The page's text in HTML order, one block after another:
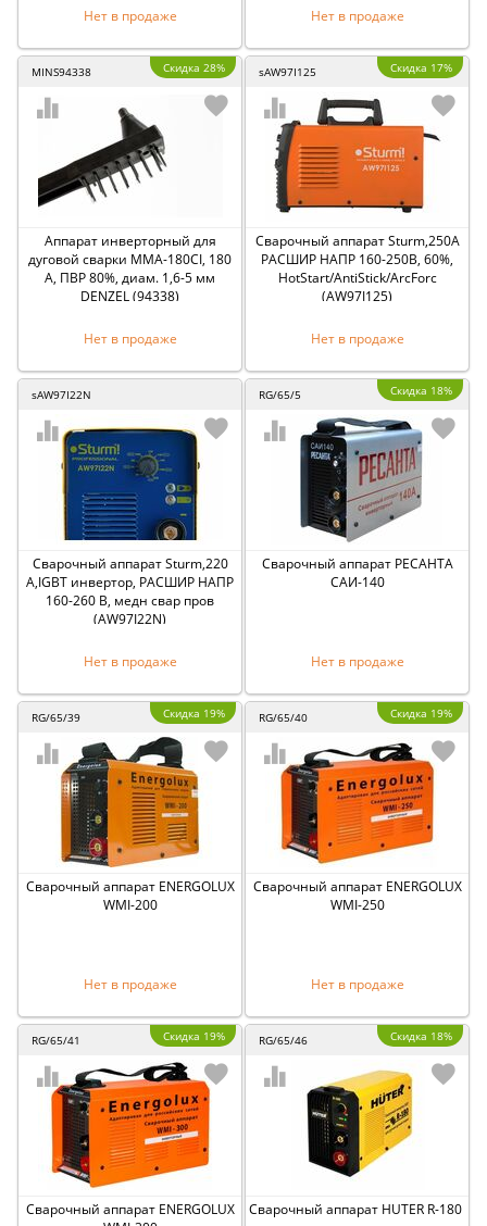
Нет в продаже Нет в продаже
MINS94338 Скидка 28%
Аппарат инверторный для
дуговой сварки ММА-180CI, 180
А, ПВР 80%, диам. 1,6-5 мм
DENZEL (94338)
Нет в продаже
sAW97I125 Скидка 17%
Сварочный аппарат Sturm,250А
РАСШИР НАПР 160-250В, 60%,
HotStart/AntiStick/ArcForc
(AW97I125)
Нет в продаже
sAW97I22N
Сварочный аппарат Sturm,220
А,IGBT инвертор, РАСШИР НАПР
160-260 В, медн свар пров
(AW97I22N)
Нет в продаже
RG/65/5 Скидка 18%
Сварочный аппарат РЕСАНТА
САИ-140
Нет в продаже
RG/65/39 Скидка 19%
Сварочный аппарат ENERGOLUX
WMI-200
Нет в продаже
RG/65/40 Скидка 19%
Сварочный аппарат ENERGOLUX
WMI-250
Нет в продаже
RG/65/41 Скидка 19%
Сварочный аппарат ENERGOLUX
RG/65/46 Скидка 18%
Сварочный аппарат HUTER R-180